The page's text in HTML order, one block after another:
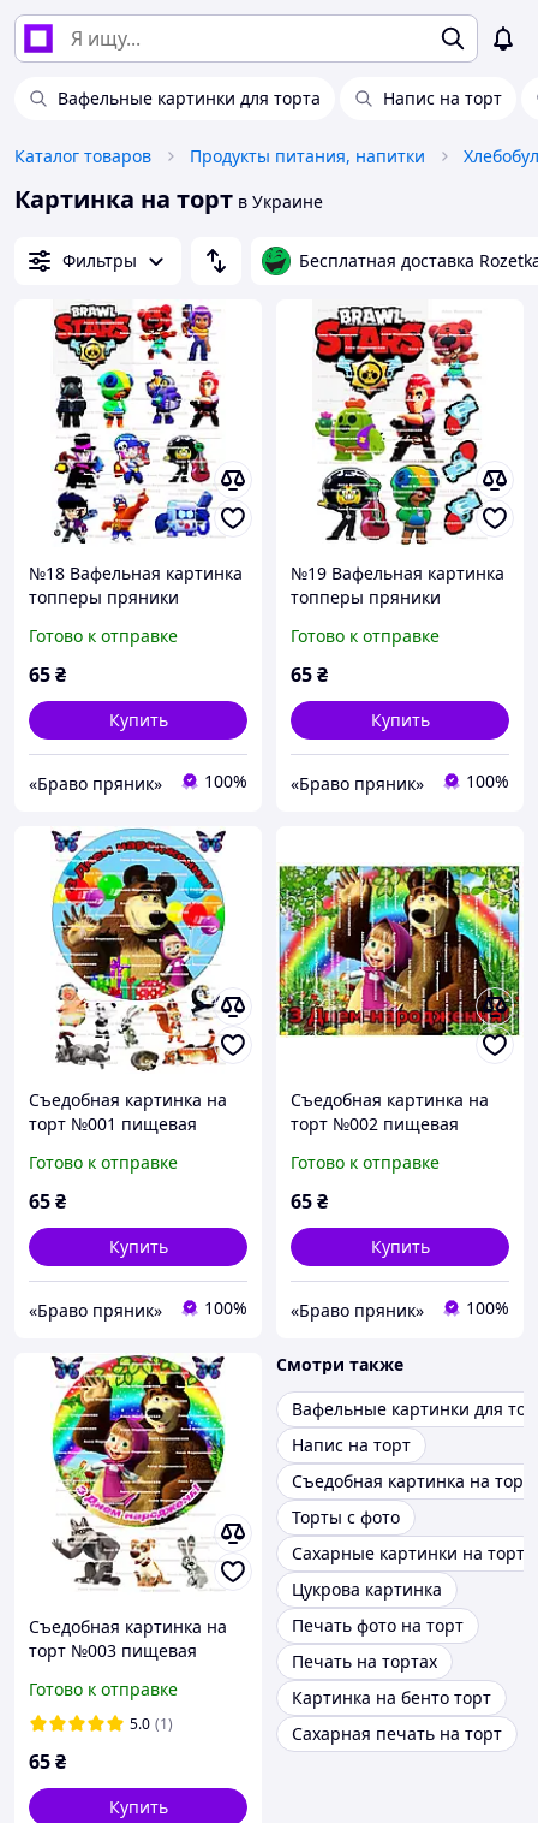
Вафельные картинки для торта Напис на торт
Каталог товаров Продукты питания, напитки
Картинка на торт в Украине
Фильтры Бесплатная доставка
№18 Вафельная картинка
топперы пряники
съедобная бумага
Готово к отправке
65₴
Купить
«Браво пряник» 100%
№19 Вафельная картинка
топперы пряники
съедобная бумага
Готово к отправке
65₴
Купить
«Браво пряник» 100%
Съедобная картинка на
торт №001 пищевая
Готово к отправке
65₴
Купить
«Браво пряник» 100%
Съедобная картинка на
торт №002 пищевая
Готово к отправке
65₴
Купить
«Браво пряник» 100%
Съедобная картинка на
торт №003 пищевая
Готово к отправке
5.0 (1)
65₴
Купить
Смотри также
Вафельные картинки для
Напис на торт
Съедобная картинка на торт
Торты с фото
Сахарные картинки на торт
Цукрова картинка
Печать фото на торт
Печать на тортах
Картинка на бенто торт
Сахарная печать на торт